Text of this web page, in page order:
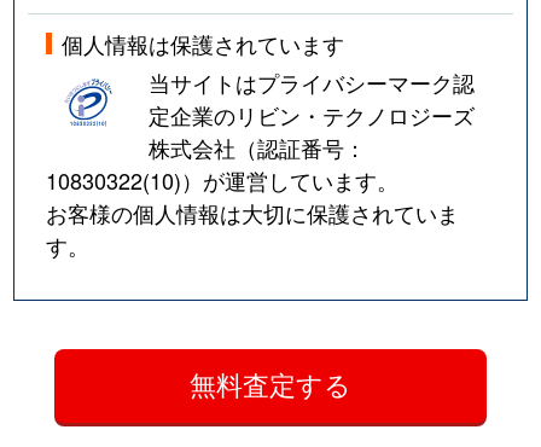
個人情報は保護されています
当サイトはプライバシーマーク認
定企業のリビン・テクノロジーズ
株式会社（認証番号：
10830322(10)）が運営しています。
お客様の個人情報は大切に保護されていま
す。